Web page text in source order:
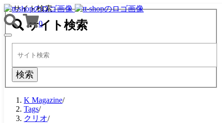
0
TOGGLE
NAVIGATION
サイト検索
サイト検索
検索
K Magazine/
Tags/
クリオ/